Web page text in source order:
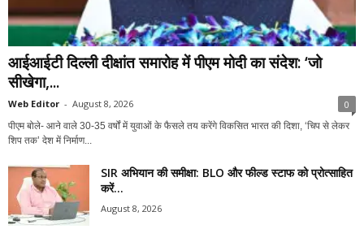
आईआईटी दिल्ली दीक्षांत समारोह में पीएम मोदी का संदेश: ‘जो
सीखेगा,...
Web Editor - August 8, 2026 0
पीएम बोले- आने वाले 30-35 वर्षों में युवाओं के फैसले तय करेंगे विकसित भारत की दिशा, ‘चिप से लेकर
शिप तक’ देश में निर्माण...
SIR अभियान की समीक्षा: BLO और फील्ड स्टाफ को प्रोत्साहित
करें...
August 8, 2026